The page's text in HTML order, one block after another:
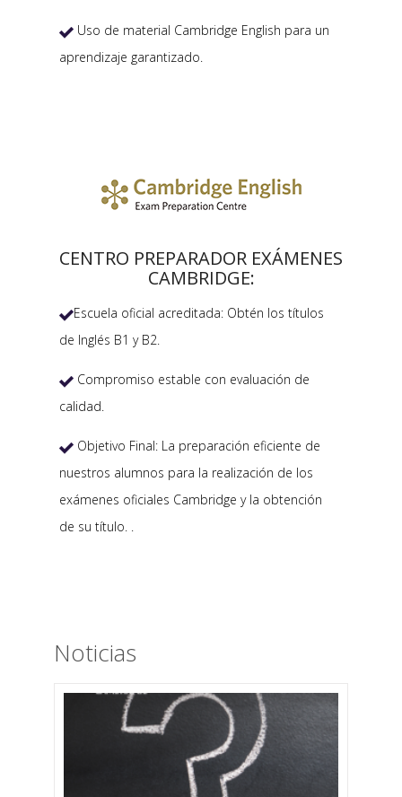
 Uso de material Cambridge English para un
aprendizaje garantizado.
CENTRO PREPARADOR EXÁMENES
CAMBRIDGE:
Escuela oficial acreditada: Obtén los títulos
de Inglés B1 y B2.
 Compromiso estable con evaluación de
calidad.
 Objetivo Final: La preparación eficiente de
nuestros alumnos para la realización de los
exámenes oficiales Cambridge y la obtención
de su título. .
Noticias